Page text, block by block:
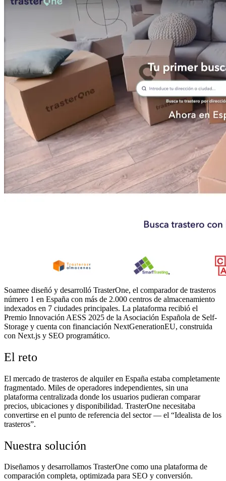
Soamee diseñó y desarrolló TrasterOne, el comparador de trasteros
número 1 en España con más de 2.000 centros de almacenamiento
indexados en 7 ciudades principales. La plataforma recibió el
Premio Innovación AESS 2025 de la Asociación Española de Self-
Storage y cuenta con financiación NextGenerationEU, construida
con Next.js y SEO programático.
El reto
El mercado de trasteros de alquiler en España estaba completamente
fragmentado. Miles de operadores independientes, sin una
plataforma centralizada donde los usuarios pudieran comparar
precios, ubicaciones y disponibilidad. TrasterOne necesitaba
convertirse en el punto de referencia del sector — el “Idealista de los
trasteros”.
Nuestra solución
Diseñamos y desarrollamos TrasterOne como una plataforma de
comparación completa, optimizada para SEO y conversión.